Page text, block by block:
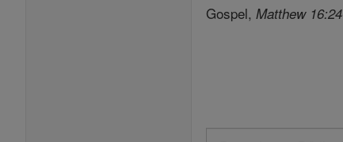
Gospel,Matthew